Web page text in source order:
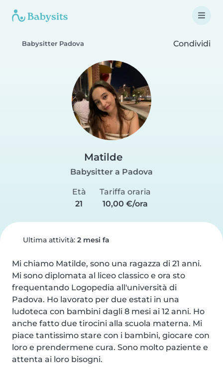
Babysitter Padova Condividi
Matilde
Babysitter a Padova
Età
21
Tariffa oraria
10,00 €/ora
Ultima attività: 2 mesi fa
Mi chiamo Matilde, sono una ragazza di 21 anni.
Mi sono diplomata al liceo classico e ora sto
frequentando Logopedia all'università di
Padova. Ho lavorato per due estati in una
ludoteca con bambini dagli 8 mesi ai 12 anni. Ho
anche fatto due tirocini alla scuola materna. Mi
piace tantissimo stare con i bambini, giocare con
loro e prendermene cura. Sono molto paziente e
attenta ai loro bisogni.